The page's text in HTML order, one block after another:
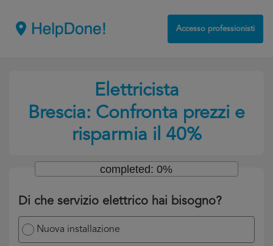
Accesso professionisti
Elettricista
Brescia: Confronta prezzi e
risparmia il 40%
Di che servizio elettrico hai bisogno?
Nuova installazione
completed: 0%